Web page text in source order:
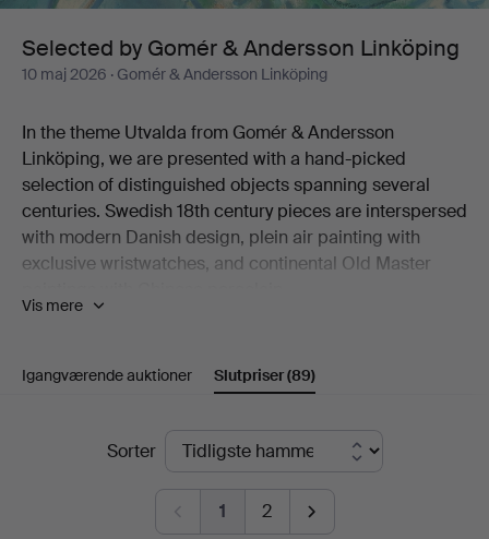
Linköping
Selected by Gomér & Andersson Linköping
10 maj 2026 · Gomér & Andersson Linköping
In the theme Utvalda from Gomér & Andersson
Linköping, we are presented with a hand-picked
selection of distinguished objects spanning several
centuries. Swedish 18th century pieces are interspersed
with modern Danish design, plein air painting with
exclusive wristwatches, and continental Old Master
Like a dream in turquoise hues, Marc Chagall's colour
percussion revolvers from the 19th century are
something for the initiated collector. And the late
set table this summer.
All in all, just over 120 lots are on offer, selected with
care by the auction house's specialists. Welcome to
Gomér & Andersson Linköping!
Vis mere
Igangværende auktioner Slutpriser(89)
SlutpriserSorter
1 2